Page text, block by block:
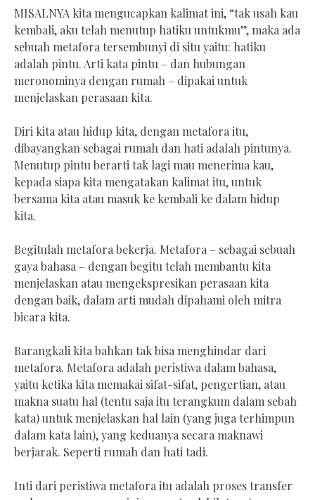
MISALNYA kita mengucapkan kalimat ini, “tak usah kau
kembali, aku telah menutup hatiku untukmu”, maka ada
sebuah metafora tersembunyi di situ yaitu: hatiku
adalah pintu. Arti kata pintu – dan hubungan
meronominya dengan rumah – dipakai untuk
menjelaskan perasaan kita.
Diri kita atau hidup kita, dengan metafora itu,
dibayangkan sebagai rumah dan hati adalah pintunya.
Menutup pintu berarti tak lagi mau menerima kau,
kepada siapa kita mengatakan kalimat itu, untuk
bersama kita atau masuk ke kembali ke dalam hidup
kita.
Begitulah metafora bekerja. Metafora – sebagai sebuah
gaya bahasa – dengan begitu telah membantu kita
menjelaskan atau mengekspresikan perasaan kita
dengan baik, dalam arti mudah dipahami oleh mitra
bicara kita.
Barangkali kita bahkan tak bisa menghindar dari
metafora. Metafora adalah peristiwa dalam bahasa,
yaitu ketika kita memakai sifat-sifat, pengertian, atau
makna suatu hal (tentu saja itu terangkum dalam sebah
kata) untuk menjelaskan hal lain (yang juga terhimpun
dalam kata lain), yang keduanya secara maknawi
berjarak. Seperti rumah dan hati tadi.
Inti dari peristiwa metafora itu adalah proses transfer